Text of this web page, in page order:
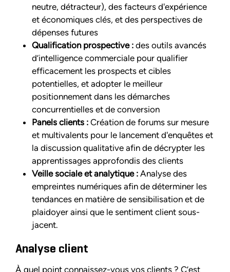
neutre, détracteur), des facteurs d'expérience
et économiques clés, et des perspectives de
dépenses futures
Qualification prospective : des outils avancés
d’intelligence commerciale pour qualifier
efficacement les prospects et cibles
potentielles, et adopter le meilleur
positionnement dans les démarches
concurrentielles et de conversion
Panels clients : Création de forums sur mesure
et multivalents pour le lancement d'enquêtes et
la discussion qualitative afin de décrypter les
apprentissages approfondis des clients
Veille sociale et analytique : Analyse des
empreintes numériques afin de déterminer les
tendances en matière de sensibilisation et de
plaidoyer ainsi que le sentiment client sous-
jacent.
Analyse client
À quel point connaissez-vous vos clients ? C’est